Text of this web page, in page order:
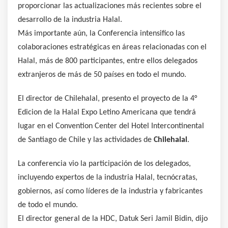
proporcionar las actualizaciones más recientes sobre el
desarrollo de la industria Halal.
Más importante aún, la Conferencia intensifico las
colaboraciones estratégicas en áreas relacionadas con el
Halal, más de 800 participantes, entre ellos delegados
extranjeros de más de 50 países en todo el mundo.
El director de Chilehalal, presento el proyecto de la 4°
Edicion de la Halal Expo Letino Americana que tendrá
lugar en el Convention Center del Hotel Intercontinental
de Santiago de Chile y las actividades de Chilehalal .
La conferencia vio la participación de los delegados,
incluyendo expertos de la industria Halal, tecnócratas,
gobiernos, así como líderes de la industria y fabricantes
de todo el mundo.
El director general de la HDC, Datuk Seri Jamil Bidin, dijo